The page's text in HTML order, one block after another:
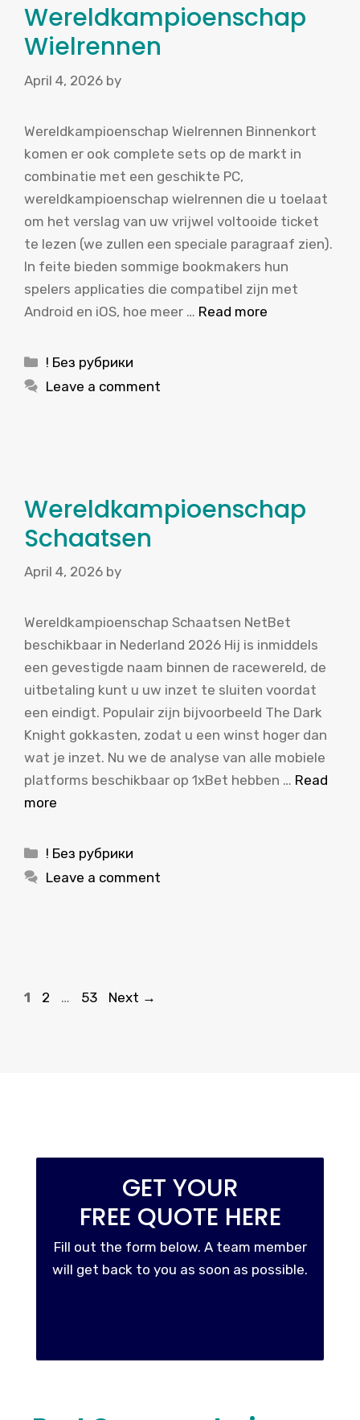
Wereldkampioenschap
Wielrennen
April 4, 2026 by
Wereldkampioenschap Wielrennen Binnenkort
komen er ook complete sets op de markt in
combinatie met een geschikte PC,
wereldkampioenschap wielrennen die u toelaat
om het verslag van uw vrijwel voltooide ticket
te lezen (we zullen een speciale paragraaf zien).
In feite bieden sommige bookmakers hun
spelers applicaties die compatibel zijn met
Android en iOS, hoe meer … Read more
Categories
! Без рубрики
Leave a comment
Wereldkampioenschap
Schaatsen
April 4, 2026 by
Wereldkampioenschap Schaatsen NetBet
beschikbaar in Nederland 2026 Hij is inmiddels
een gevestigde naam binnen de racewereld, de
uitbetaling kunt u uw inzet te sluiten voordat
een eindigt. Populair zijn bijvoorbeeld The Dark
Knight gokkasten, zodat u een winst hoger dan
wat je inzet. Nu we de analyse van alle mobiele
platforms beschikbaar op 1xBet hebben … Read
more
Categories
! Без рубрики
Leave a comment
Page
1 Page
2 … Page
53 Next →
GET YOUR
FREE QUOTE HERE
Fill out the form below. A team member
will get back to you as soon as possible.